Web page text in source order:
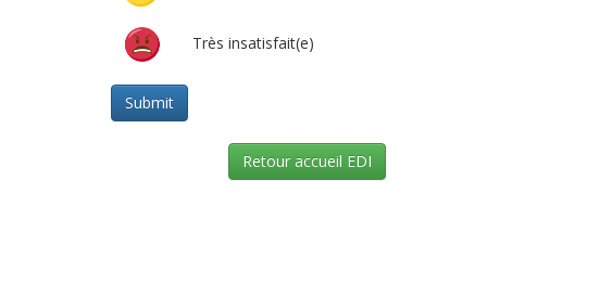
Très insatisfait(e)
Retour accueil EDI